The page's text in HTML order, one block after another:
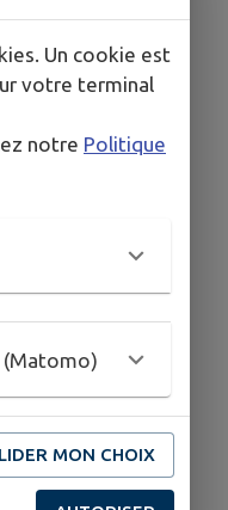
du-Plessis
Jardins des
Un cookie est
votre terminal
notre Politique
(Matomo)
MON CHOIX